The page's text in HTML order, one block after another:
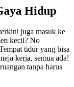
Hidup
juga masuk ke
kecil? No
tidur yang bisa
kerja, semua ada!
tanpa harus